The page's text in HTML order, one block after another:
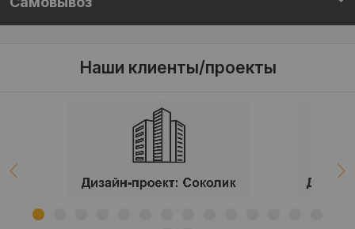
Наши клиенты/проекты